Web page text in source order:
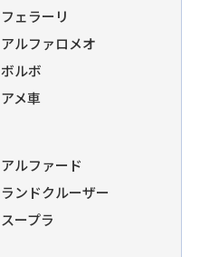
フェラーリ
アルファロメオ
ボルボ
アメ車
アルファード
ランドクルーザー
スープラ